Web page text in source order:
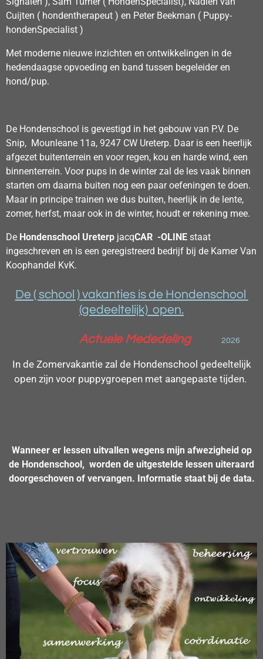
Cuijten ( hondentherapeut ) en Peter Beekman ( Puppy-
hondenSpecialist )
Met moderne nieuwe inzichten en ontwikkelingen in de
hedendaagse opvoeding en band tussen begeleider en
hond/pup.
De Hondenschool is gevestigd in het gebouw van P.V. De
Snip, Mounleane 11a, 9247 CW Ureterp. Daar is een heerlijk
afgezet buitenterrein en voor regen, kou en harde wind, een
binnenterrein. Voor pups in de winter zal de les vaak binnen
starten om daarna buiten nog een paar oefeningen te doen.
Maar in principe trainen we dus buiten, heerlijk in de lente,
zomer, herfst, maar ook in de winter, houdt er rekening mee.
De Hondenschool Ureterp jacqCAR -OLINE staat
ingeschreven en is een geregistreerd bedrijf bij de Kamer Van
Koophandel KvK.
De ( school ) vakanties is de Hondenschool
(gedeeltelijk) open.
Actuele Mededeling 2026
In de Zomervakantie zal de Hondenschool gedeeltelijk
open zijn voor puppygroepen met aangepaste tijden.
Wanneer er lessen uitvallen wegens mijn afwezigheid op
de Hondenschool, worden de uitgestelde lessen uiteraard
doorgeschoven of vervangen. Informatie staat bij de data.